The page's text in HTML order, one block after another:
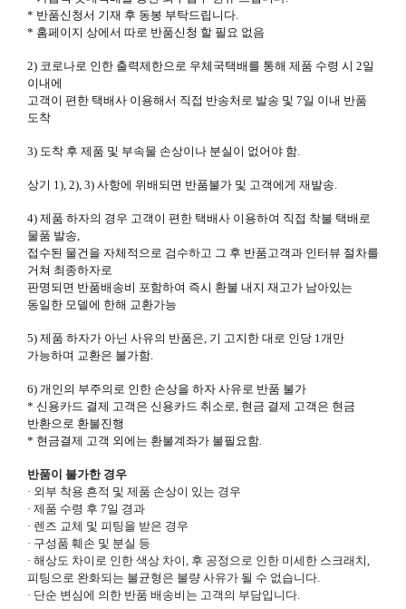
* 반품신청서 기재 후 동봉 부탁드립니다.
* 홈페이지 상에서 따로 반품신청 할 필요 없음
2) 코로나로 인한 출력제한으로 우체국택배를 통해 제품 수령 시 2일
이내에
고객이 편한 택배사 이용해서 직접 반송처로 발송 및 7일 이내 반품
도착
3) 도착 후 제품 및 부속물 손상이나 분실이 없어야 함.
상기 1), 2), 3) 사항에 위배되면 반품불가 및 고객에게 재발송.
4) 제품 하자의 경우 고객이 편한 택배사 이용하여 직접 착불 택배로
물품 발송,
접수된 물건을 자체적으로 검수하고 그 후 반품고객과 인터뷰 절차를
거쳐 최종하자로
판명되면 반품배송비 포함하여 즉시 환불 내지 재고가 남아있는
동일한 모델에 한해 교환가능
5) 제품 하자가 아닌 사유의 반품은, 기 고지한 대로 인당 1개만
가능하며 교환은 불가함.
6) 개인의 부주의로 인한 손상을 하자 사유로 반품 불가
* 신용카드 결제 고객은 신용카드 취소로, 현금 결제 고객은 현금
반환으로 환불진행
* 현금결제 고객 외에는 환불계좌가 불필요함.
반품이 불가한 경우
· 외부 착용 흔적 및 제품 손상이 있는 경우
· 제품 수령 후 7일 경과
· 렌즈 교체 및 피팅을 받은 경우
· 구성품 훼손 및 분실 등
· 해상도 차이로 인한 색상 차이, 후 공정으로 인한 미세한 스크래치,
피팅으로 완화되는 불균형은 불량 사유가 될 수 없습니다.
· 단순 변심에 의한 반품 배송비는 고객의 부담입니다.